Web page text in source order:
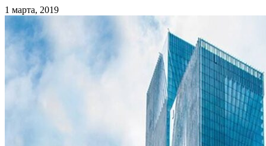
1 марта, 2019